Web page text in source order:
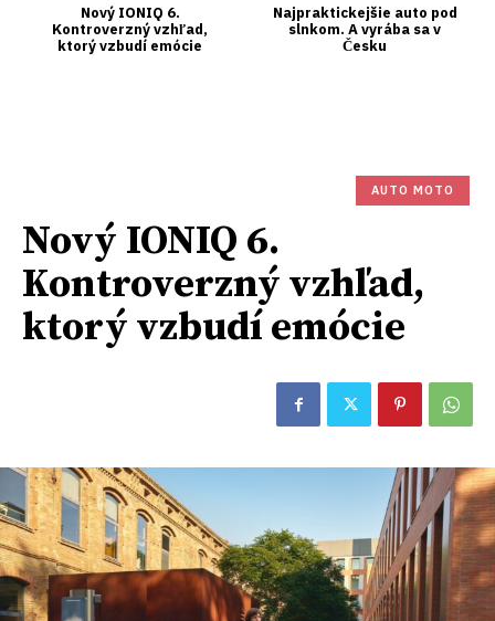
Nový IONIQ 6.
Kontroverzný vzhľad,
ktorý vzbudí emócie
Najpraktickejšie auto pod
slnkom. A vyrába sa v
Česku